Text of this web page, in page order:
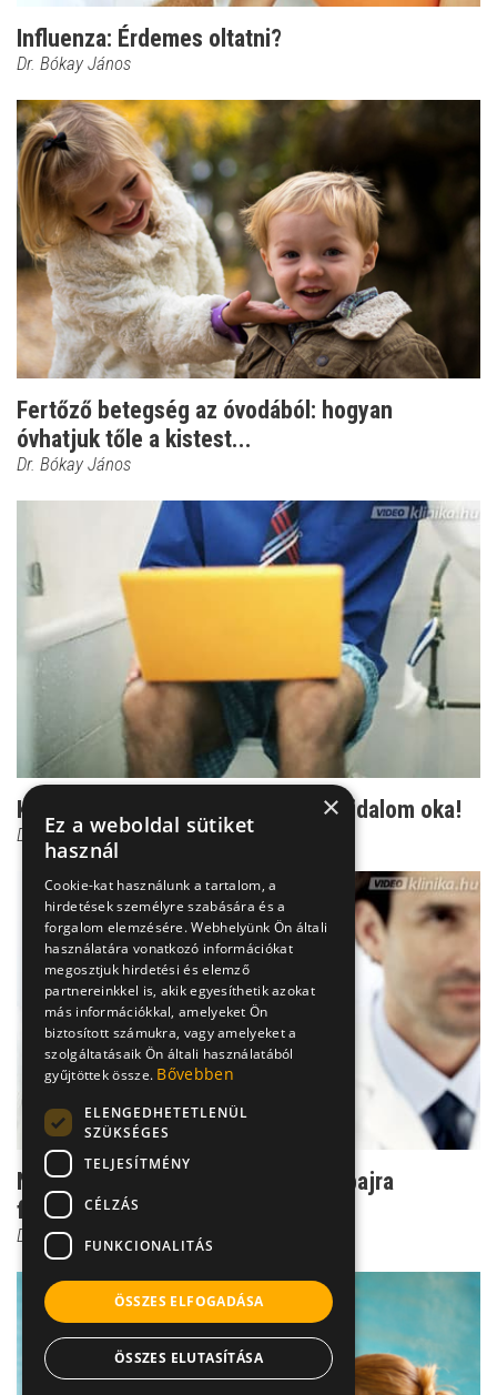
Influenza: Érdemes oltatni?
Dr. Bókay János
Fertőző betegség az óvodából: hogyan
óvhatjuk tőle a kistest...
Dr. Bókay János
Kelés a végbél felett: Ez lehet a fájdalom oka!
Dr. Tisza Tímea
Nem csak vesebeszéd: Rengeteg bajra
figyelmeztet a vizelet
Dr. Fischer Gábor
×
Ez a weboldal sütiket
használ
Cookie-kat használunk a tartalom, a
hirdetések személyre szabására és a
forgalom elemzésére. Webhelyünk Ön általi
használatára vonatkozó információkat
megosztjuk hirdetési és elemző
partnereinkkel is, akik egyesíthetik azokat
más információkkal, amelyeket Ön
biztosított számukra, vagy amelyeket a
szolgáltatásaik Ön általi használatából
gyűjtöttek össze. Bővebben
ELENGEDHETETLENÜL
SZÜKSÉGES
TELJESÍTMÉNY
CÉLZÁS
FUNKCIONALITÁS
ÖSSZES ELFOGADÁSA
ÖSSZES ELUTASÍTÁSA